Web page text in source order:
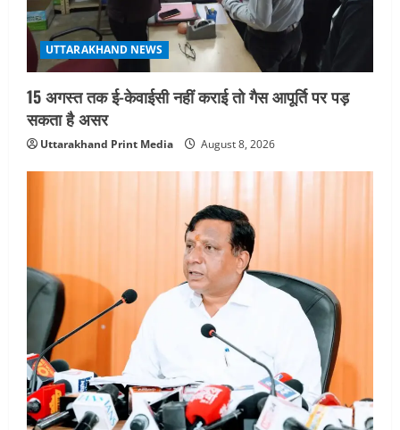
4
सहसपुर विधानसभा क्षेत्र के पोलिंग बूथों का
निरीक्षण कर एसआईआर आपत्ति निस्तारण
शिविर की व्यवस्थाओं का लिया जायजा
August 6, 2026
UTTARAKHAND NEWS
तीलू रौतेली पुरस्कार के लिए 13 वीरांगनाओं का
चयन : रेखा आर्या
UTTARAKHAND NEWS
15 अगस्त तक ई-केवाईसी नहीं कराई तो गैस आपूर्ति पर पड़
सकता है असर
Uttarakhand Print Media August 8, 2026